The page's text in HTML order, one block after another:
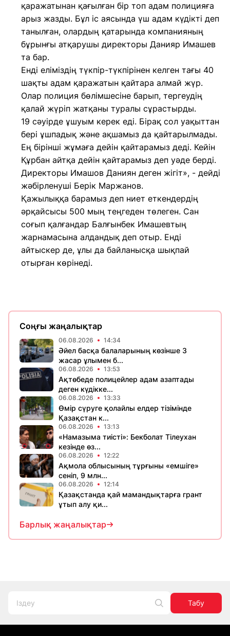
қаражатынан қағылған бір топ адам полицияға
арыз жазды. Бұл іс аясында үш адам күдікті деп
танылған, олардың қатарында компанияның
бұрынғы атқарушы директоры Данияр Имашев
та бар.
Енді еліміздің түкпір-түкпірінен келген тағы 40
шақты адам қаражатын қайтара алмай жүр.
Олар полиция бөлімшесіне барып, тергеудің
қалай жүріп жатқаны туралы сұрастырды.
19 сәуірде ұшуым керек еді. Бірақ сол уақыттан
бері ұшпадық және ақшамыз да қайтарылмады.
Ең бірінші жұмаға дейін қайтарамыз деді. Кейін
Құрбан айтқа дейін қайтарамыз деп уәде берді.
Директоры Имашов Даниян деген жігіт», - дейді
жәбірленуші Берік Маржанов.
Қажылыққа барамыз деп ниет еткендердің
әрқайсысы 500 мың теңгеден төлеген. Сан
соғып қалғандар Балғынбек Имашевтың
жарнамасына алдандық деп отыр. Енді
айтыскер де, ұлы да байланысқа шықпай
отырған көрінеді.
Соңғы жаңалықтар
06.08.2026 14:34
Әйел басқа балаларының көзінше 3
жасар ұлымен б...
06.08.2026 13:53
Ақтөбеде полицейлер адам азаптады
деген күдікке...
06.08.2026 13:33
Өмір сүруге қолайлы елдер тізімінде
Қазақстан к...
06.08.2026 13:13
«Намазыма тиісті»: Бекболат Тілеухан
кезінде өз...
06.08.2026 12:22
Ақмола облысының тұрғыны «емшіге»
сеніп, 9 млн...
06.08.2026 12:14
Қазақстанда қай мамандықтарға грант
ұтып алу қи...
Барлық жаңалықтар
Табу